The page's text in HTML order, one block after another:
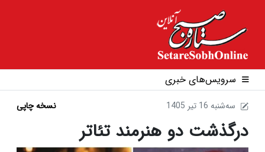
سرویس‌های خبری
1405 سه‌شنبه 16 تير نسخه چاپی
درگذشت دو هنرمند تئاتر